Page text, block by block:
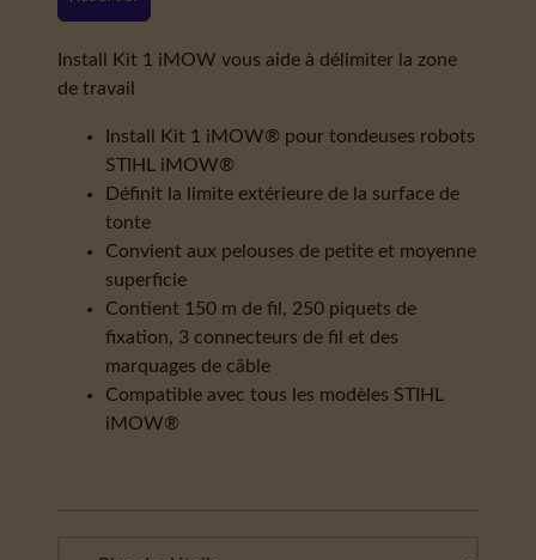
Install Kit 1 iMOW vous aide à délimiter la zone
de travail
Install Kit 1 iMOW® pour tondeuses robots
STIHL iMOW®
Définit la limite extérieure de la surface de
tonte
Convient aux pelouses de petite et moyenne
superficie
Contient 150 m de fil, 250 piquets de
fixation, 3 connecteurs de fil et des
marquages de câble
Compatible avec tous les modèles STIHL
iMOW®